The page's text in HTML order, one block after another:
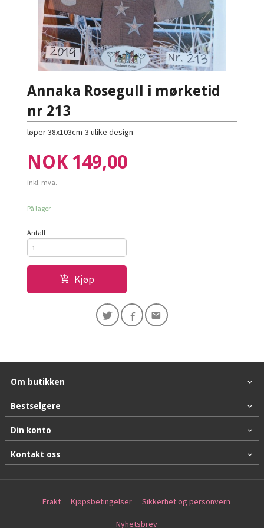
Annaka Rosegull i mørketid
nr 213
løper 38x103cm-3 ulike design
Pris
NOK 149,00
inkl. mva.
På lager
Antall
Kjøp
Om butikken
Bestselgere
Din konto
Kontakt oss
Frakt Kjøpsbetingelser Sikkerhet og personvern
Nyhetsbrev